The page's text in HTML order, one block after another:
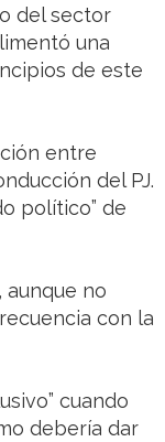
del sector
una
de este
entre
del PJ.
político” de
aunque no
con la
cuando
debería dar